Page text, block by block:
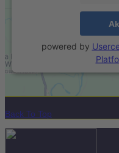
powered by
Back To Top